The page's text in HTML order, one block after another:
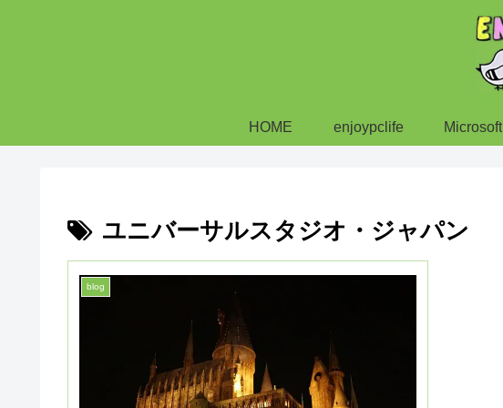
HOME enjoypclife Microsoft
ユニバーサルスタジオ・ジャパン
blog